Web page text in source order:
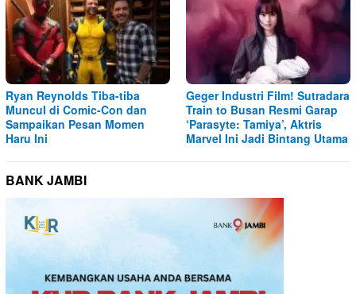
Ryan Reynolds Tiba-tiba
Muncul di Comic-Con dan
Sampaikan Pesan Momen
Haru Ini
Geger Industri Film! Sutradara
Train to Busan Resmi Garap
‘Parasyte: Tamiya’, Aktris
Marvel Ini Jadi Bintang Utama
BANK JAMBI